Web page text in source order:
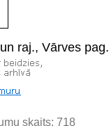
raj., Vārves pag.
skaits: 718